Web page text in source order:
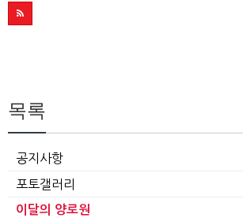
목록
공지사항
포토갤러리
이달의 양로원